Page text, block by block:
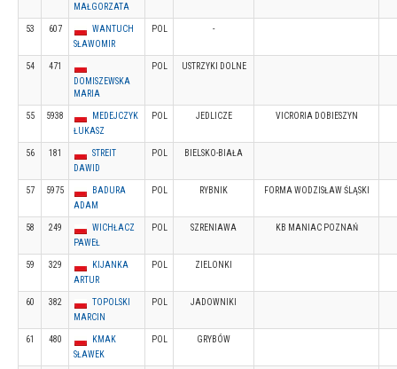
MAŁGORZATA
53 607
WANTUCH
SŁAWOMIR
POL -
54
471
DOMISZEWSKA
MARIA
POL USTRZYKI DOLNE
55 5938
MEDEJCZYK
ŁUKASZ
POL JEDLICZE VICRORIA DOBIESZYN
56 181
STREIT
DAWID
POL BIELSKO-BIAŁA
57 5975
BADURA
ADAM
POL RYBNIK FORMA WODZISŁAW ŚLĄSKI
58 249
WICHŁACZ
PAWEŁ
POL SZRENIAWA KB MANIAC POZNAŃ
59 329
KIJANKA
ARTUR
POL ZIELONKI
60 382
TOPOLSKI
MARCIN
POL JADOWNIKI
61 480
KMAK
SŁAWEK
POL GRYBÓW